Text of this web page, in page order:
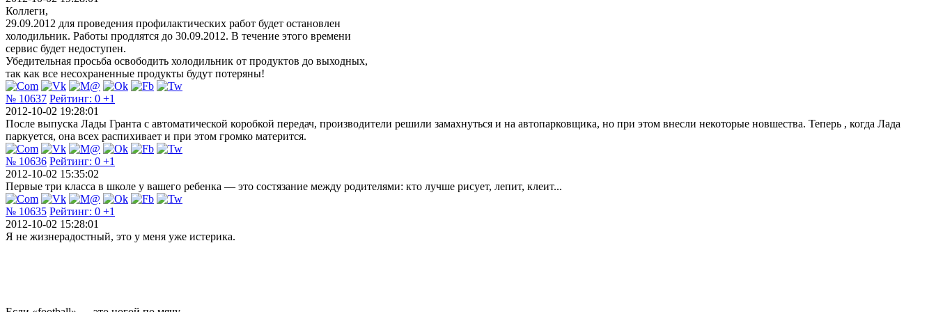
Коллеги,
29.09.2012 для проведения профилактических работ будет остановлен
холодильник. Работы продлятся до 30.09.2012. В течение этого времени
сервис будет недоступен.
Убедительная просьба освободить холодильник от продуктов до выходных,
так как все несохраненные продукты будут потеряны!
№ 10637 Рейтинг: 0 +1
2012-10-02 19:28:01
После выпуска Лады Гранта с автоматической коробкой передач, производители решили замахнуться и на автопарковщика, но при этом внесли некоторые новшества. Теперь , когда Лада
паркуется, она всех распихивает и при этом громко матерится.
№ 10636 Рейтинг: 0 +1
2012-10-02 15:35:02
Первые три класса в школе у вашего ребенка — это состязание между родителями: кто лучше рисует, лепит, клеит...
№ 10635 Рейтинг: 0 +1
2012-10-02 15:28:01
Я не жизнерадостный, это у меня уже истерика.